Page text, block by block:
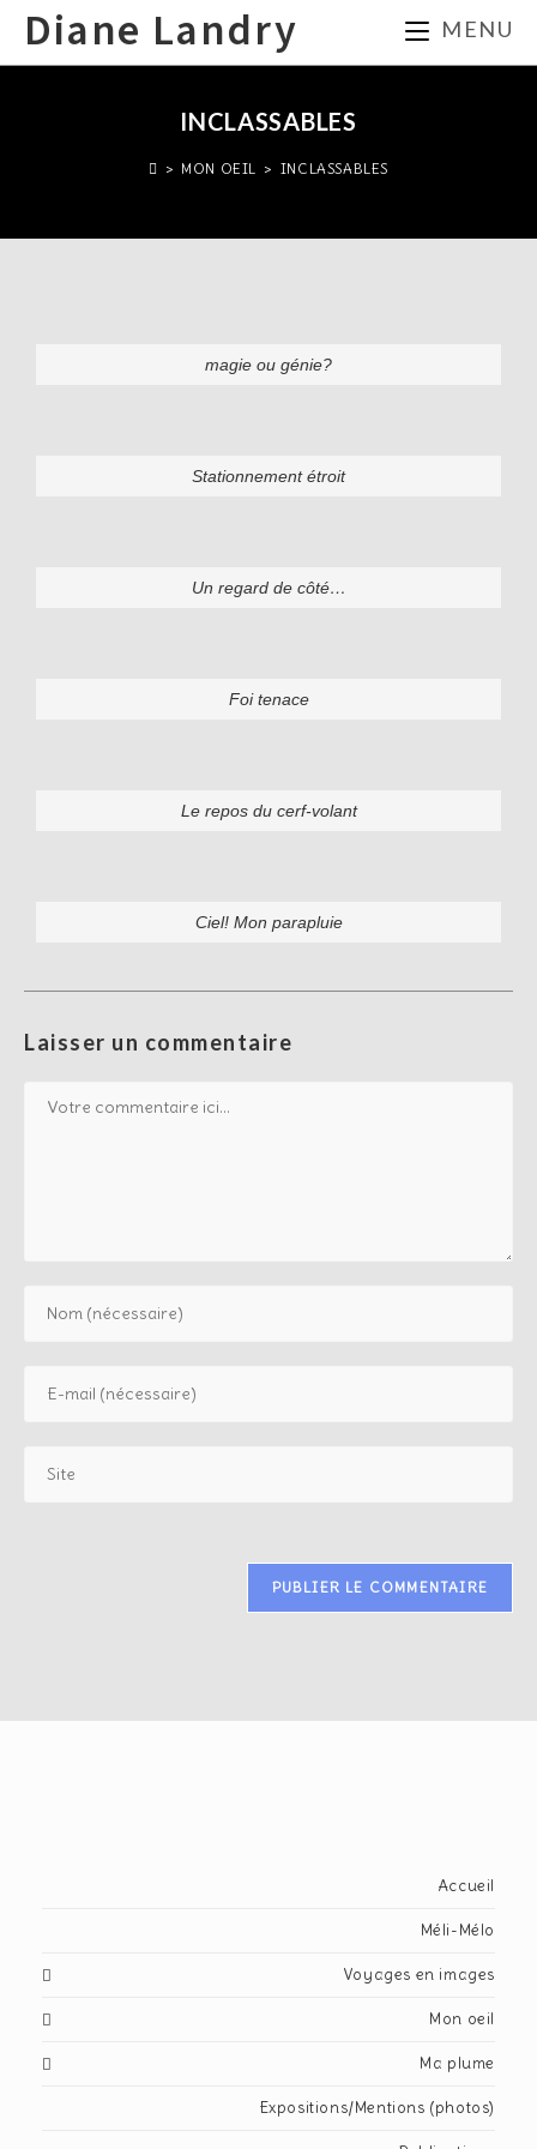
Diane Landry MENU
INCLASSABLES
> MON OEIL > INCLASSABLES
magie ou génie?
Stationnement étroit
Un regard de côté…
Foi tenace
Le repos du cerf-volant
Ciel! Mon parapluie
Laisser un commentaire
Accueil
Méli-Mélo
Voyages en images
Mon oeil
Ma plume
Expositions/Mentions (photos)